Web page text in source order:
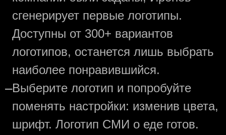
сгенерирует первые логотипы.
Доступны от 300+ вариантов
логотипов, останется лишь выбрать
наиболее понравившийся.
—Выберите логотип и попробуйте
поменять настройки: изменив цвета,
шрифт. Логотип СМИ о еде готов.